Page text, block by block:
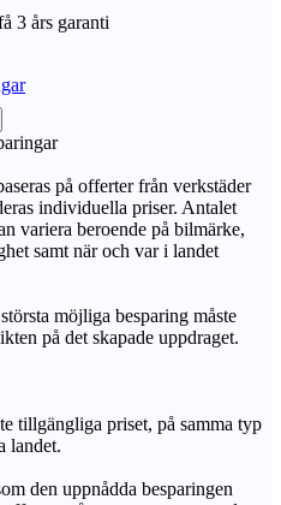
3 års garanti
på offerter från verkstäder
individuella priser. Antalet
variera beroende på bilmärke,
samt när och var i landet
möjliga besparing måste
på det skapade uppdraget.
tillgängliga priset, på samma typ
landet.
den uppnådda besparingen